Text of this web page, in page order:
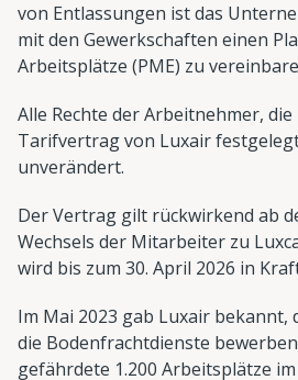
von Entlassungen ist das
mit den Gewerkschaften einen
Arbeitsplätze (PME) zu
Alle Rechte der Arbeitnehmer,
Tarifvertrag von Luxair
unverändert.
Der Vertrag gilt rückwirkend ab
Wechsels der Mitarbeiter zu
wird bis zum 30. April 2026 in
Im Mai 2023 gab Luxair bekannt,
die Bodenfrachtdienste
gefährdete 1.200 Arbeitsplätze